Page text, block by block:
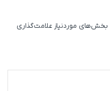
بخش‌های موردنیاز علامت‌گذاری